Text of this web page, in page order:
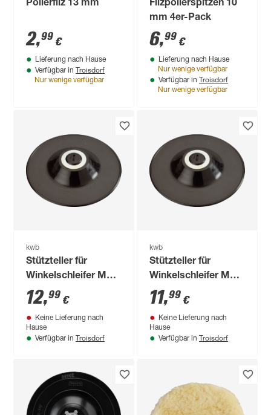
Polierfilz 13 mm
2,99 €
Lieferung nach Hause
Verfügbar in Troisdorf
Nur wenige verfügbar
Filzpolierspitzen 10
mm 4er-Pack
6,99 €
Lieferung nach Hause
Nur wenige verfügbar
Verfügbar in Troisdorf
Nur wenige verfügbar
kwb
Stützteller für
Winkelschleifer M14
Ø 125 mm
12,99 €
Keine Lieferung nach
Hause
Verfügbar in Troisdorf
kwb
Stützteller für
Winkelschleifer M14
Ø 115 mm
11,99 €
Keine Lieferung nach
Hause
Verfügbar in Troisdorf